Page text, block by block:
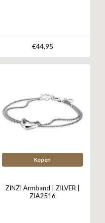
€44,95
Kopen
ZINZI Armband | ZILVER |
ZIA2516